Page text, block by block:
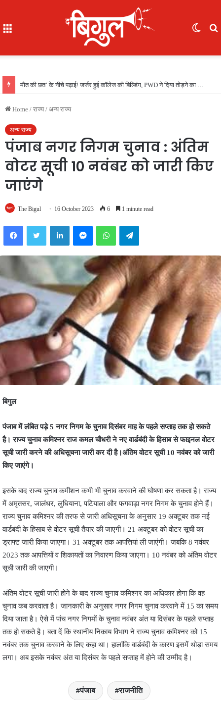
बायो-टॉयलेट से निकाली 3 लाख की सोने की अंगूठी, रेलवे ने यात्री को लौटाई
Home / राज्य / अन्य राज्य
अन्य राज्य
पंजाब नगर निगम चुनाव : अंतिम
वोटर सूची 10 नवंबर को जारी किए
जाएंगे
The Bigul 16 October 2023 6 1 minute read
FacebookTwitter LinkedInMessengerWhatsAppTelegram
बिगुल
पंजाब में लंबित पड़े 5 नगर निगम के चुनाव दिसंबर माह के पहले सप्ताह तक हो सकते
है। राज्य चुनाव कमिश्नर राज कमल चौधरी ने नए वार्डबंदी के हिसाब से फाइनल वोटर
सूची जारी करने की अधिसूचना जारी कर दी है।अंतिम वोटर सूची 10 नवंबर को जारी
किए जाएंगे।
इसके बाद राज्य चुनाव कमीशन कभी भी चुनाव करवाने की घोषणा कर सकता है। राज्य
में अमृतसर, जालंधर, लुधियाना, पटियाला और फगवाड़ा नगर निगम के चुनाव होने हैं।
राज्य चुनाव कमिश्नर की तरफ से जारी अधिसूचना के अनुसार 19 अक्टूबर तक नई
वार्डबंदी के हिसाब से वोटर सूची तैयार की जाएगी। 21 अक्टूबर को वोटर सूची का
ड्राफ्ट जारी किया जाएगा। 31 अक्टूबर तक आपत्तियां ली जाएंगी। जबकि 8 नवंबर
2023 तक आपत्तियों व शिकायतों का निवारण किया जाएगा। 10 नवंबर को अंतिम वोटर
सूची जारी की जाएगी।
अंतिम वोटर सूची जारी होने के बाद राज्य चुनाव कमिश्नर का अधिकार होगा कि वह
चुनाव कब करवाता है। जानकारी के अनुसार नगर निगम चुनाव करवाने में 15 का समय
दिया जाता है। ऐसे में पांच नगर निगमों के चुनाव नवंबर अंत या दिसंबर के पहले सप्ताह
तक हो सकते है। बता दें कि स्थानीय निकाय विभाग ने राज्य चुनाव कमिश्नर को 15
नवंबर तक चुनाव करवाने के लिए कहा था। हालांकि वार्डबंदी के कारण इसमें थोड़ा समय
लगा। अब इसके नवंबर अंत या दिसंबर के पहले सप्ताह में होने की उम्मीद है।
पंजाब राजनीति